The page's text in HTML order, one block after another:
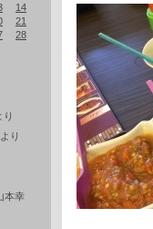
14
21
28
り
より
本幸